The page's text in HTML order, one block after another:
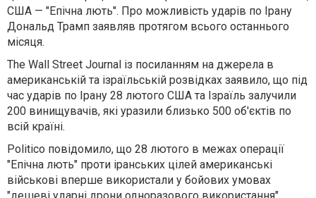
США — "Епічна лють". Про можливість ударів по Ірану
Дональд Трамп заявляв протягом всього останнього
місяця.
The Wall Street Journal із посиланням на джерела в
американській та ізраїльській розвідках заявило, що під
час ударів по Ірану 28 лютого США та Ізраїль залучили
200 винищувачів, які уразили близько 500 об'єктів по
всій країні.
Politico повідомило, що 28 лютого в межах операції
"Епічна лють" проти іранських цілей американські
військові вперше використали у бойових умовах